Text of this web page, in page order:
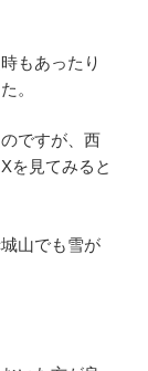
もあったり
。
ですが、西
を見てみると
山でも雪が